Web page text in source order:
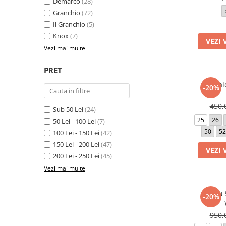
Granchio (72)
Il Granchio (5)
Knox(7)
Vezi mai multe
PRET
Sub 50 Lei(24)
50 Lei - 100 Lei(7)
100 Lei - 150 Lei(42)
150 Lei - 200 Lei(47)
200 Lei - 250 Lei(45)
Vezi mai multe
VEZI
-20%
25 26
50
52
VEZI
-20%
Sacou